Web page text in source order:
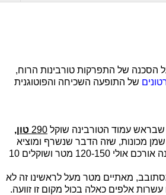
הסכנה של התפרקות טורבינות הרוח,
של התופעה השכיחה והפוטוגנית
עמוד הטורבינה שוקל 290 טון,
שמן מכונות, שזה הדבר שנשרף ומוציא
עשן שחור. להבי הטורבינה אורכם אולי 120-150 מטר ושוקלים 10
מאתיים מטר מעל לראשינו זה לא
עשרות אלפים כאלה בכול מקום זו זוועה.